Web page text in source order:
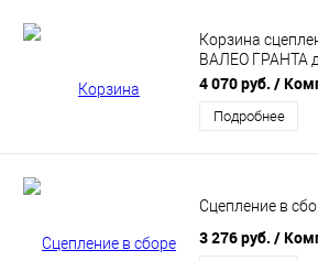
Корзина
ВАЛЕО ГРАНТА
Автороибор
4 070 руб. /
Подробнее
Сцепление в
3 276 руб. /